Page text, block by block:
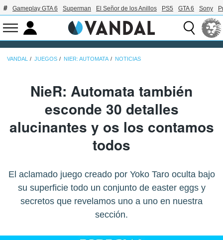
Gameplay GTA 6 Superman El Señor de los Anillos PS5 GTA 6 Sony
VANDAL JUEGOS NIER: AUTOMATA NOTICIAS
NieR: Automata también
esconde 30 detalles
alucinantes y os los contamos
todos
El aclamado juego creado por Yoko Taro oculta bajo
su superficie todo un conjunto de easter eggs y
secretos que revelamos uno a uno en nuestra
sección.